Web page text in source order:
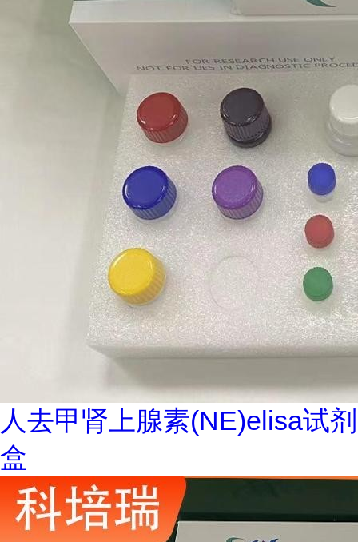
人去甲肾上腺素(NE)elisa试剂
盒